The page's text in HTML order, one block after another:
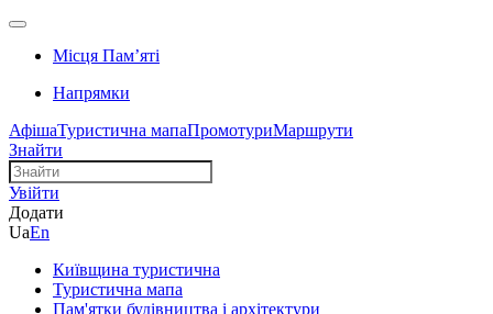
Місця Памʼяті
Напрямки
АфішаТуристична мапаПромотуриМаршрути
Знайти
Увійти
Додати
UaEn
Київщина туристична
Туристична мапа
Пам'ятки будівництва і архітектури